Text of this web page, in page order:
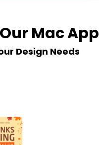
Mac App
Design Needs